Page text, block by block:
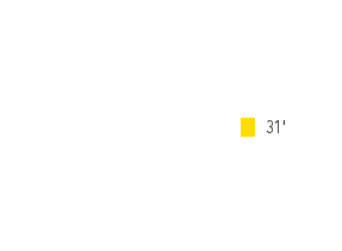
31'